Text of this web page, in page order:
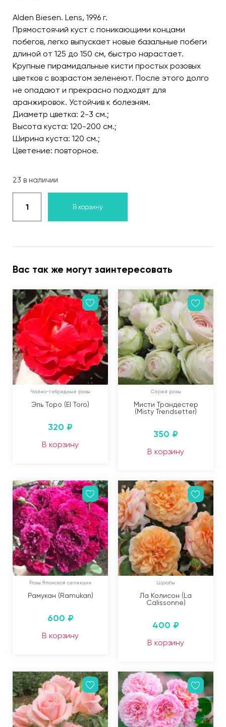
Alden Biesen. Lens, 1996 г.
Прямостоячий куст с поникающими концами
побегов, легко выпускает новые базальные побеги
длиной от 125 до 150 см, быстро нарастает.
Крупные пирамидальные кисти простых розовых
цветков с возрастом зеленеют. После этого долго
не опадают и прекрасно подходят для
аранжировок. Устойчив к болезням.
Диаметр цветка: 2-3 см.;
Высота куста: 120-200 см.;
Ширина куста: 120 см.;
Цветение: повторное.
23 в наличии
В корзину
Вас так же могут заинтересовать
Чайно-гибридные розы
Эль Торо (El Toro)
320 ₽
В корзину
Спрей розы
Мисти Трандестер
(Misty Trendsetter)
350 ₽
В корзину
Розы Японской селекции
Рамукан (Ramukan)
600 ₽
В корзину
Шрабы
Ла Колисон (La
Calissonne)
400 ₽
В корзину